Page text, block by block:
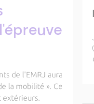
de l'EMRJ aura
la mobilité ». Ce
extérieurs.